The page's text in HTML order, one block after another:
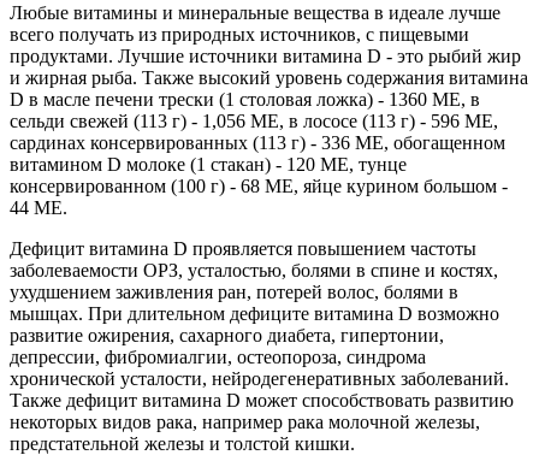
Любые витамины и минеральные вещества в идеале лучше
всего получать из природных источников, с пищевыми
продуктами. Лучшие источники витамина D - это рыбий жир
и жирная рыба. Также высокий уровень содержания витамина
D в масле печени трески (1 столовая ложка) - 1360 МЕ, в
сельди свежей (113 г) - 1,056 МЕ, в лососе (113 г) - 596 МЕ,
сардинах консервированных (113 г) - 336 МЕ, обогащенном
витамином D молоке (1 стакан) - 120 МЕ, тунце
консервированном (100 г) - 68 МЕ, яйце курином большом -
44 МЕ.
Дефицит витамина D проявляется повышением частоты
заболеваемости ОРЗ, усталостью, болями в спине и костях,
ухудшением заживления ран, потерей волос, болями в
мышцах. При длительном дефиците витамина D возможно
развитие ожирения, сахарного диабета, гипертонии,
депрессии, фибромиалгии, остеопороза, синдрома
хронической усталости, нейродегенеративных заболеваний.
Также дефицит витамина D может способствовать развитию
некоторых видов рака, например рака молочной железы,
предстательной железы и толстой кишки.